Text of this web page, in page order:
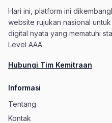
Hari ini, platform ini
website rujukan nasional
digital nyata yang mematuhi
Level AAA.
Hubungi Tim Kemitraan
Informasi
Tentang
Kontak